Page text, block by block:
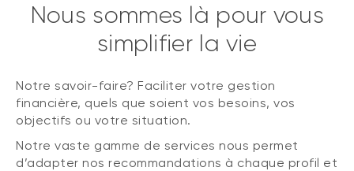
Nous sommes là pour vous
simplifier la vie
Notre savoir-faire? Faciliter votre gestion
financière, quels que soient vos besoins, vos
objectifs ou votre situation.
Notre vaste gamme de services nous permet
d’adapter nos recommandations à chaque profil et